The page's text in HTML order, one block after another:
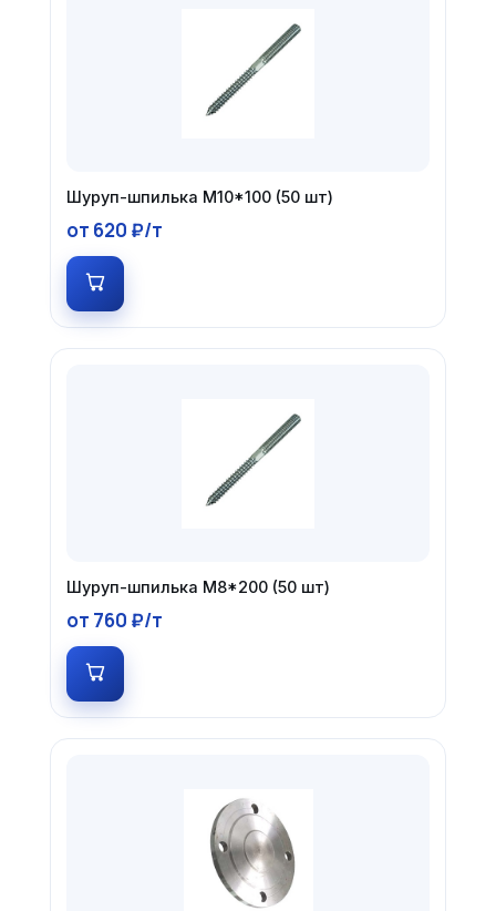
Шуруп-шпилька М10*100 (50 шт)
от 620 ₽/т
Шуруп-шпилька М8*200 (50 шт)
от 760 ₽/т